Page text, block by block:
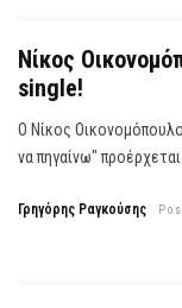
Νίκος
single!
Ο Νίκος
να πηγαίνω"
Γρηγόρης Ραγκούσης